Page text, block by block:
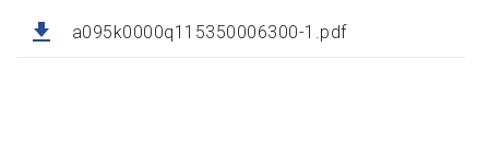
a095k0000q115350006300-1.pdf